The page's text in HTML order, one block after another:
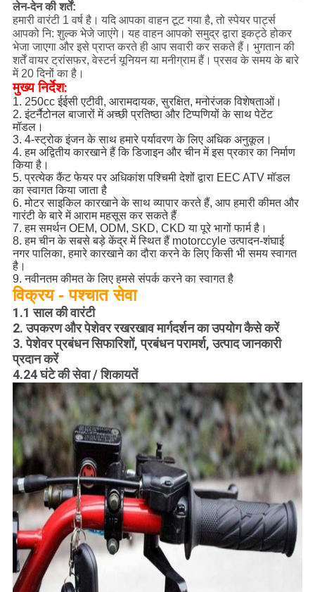
लेन-देन की शर्तें:
हमारी वारंटी 1 वर्ष है। यदि आपका वाहन टूट गया है, तो स्पेयर पार्ट्स
आपको नि: शुल्क भेजे जाएंगे। यह वाहन आपको समुद्र द्वारा इकट्ठे होकर
भेजा जाएगा और इसे प्राप्त करते ही आप सवारी कर सकते हैं। भुगतान की
शर्तें वायर ट्रांसफर, वेस्टर्न यूनियन या मनीग्राम हैं। प्रसव के समय के बारे
में 20 दिनों का है।
मुख्य निर्देश:
1. 250cc ईईसी एटीवी, आरामदायक, सुरक्षित, मनोरंजक विशेषताओं।
2. इंटर्नैटोनल बाजारों में अच्छी प्रतिष्ठा और टिप्पणियों के साथ पेटेंट
मॉडल।
3. 4-स्ट्रोक इंजन के साथ हमारे पर्यावरण के लिए अधिक अनुकूल।
4. हम अद्वितीय कारखाने हैं कि डिजाइन और चीन में इस प्रकार का निर्माण
किया है।
5. प्रत्येक कैंट फेयर पर अधिकांश पश्चिमी देशों द्वारा EEC ATV मॉडल
का स्वागत किया जाता है
6. मोटर साइकिल कारखाने के साथ व्यापार करते हैं, आप हमारी कीमत और
गारंटी के बारे में आराम महसूस कर सकते हैं
7. हम समर्थन OEM, ODM, SKD, CKD या पूरे भागों फार्म है।
8. हम चीन के सबसे बड़े केंद्र में स्थित हैं motorccyle उत्पादन-शंघाई
नगर पालिका, हमारे कारखाने का दौरा करने के लिए किसी भी समय स्वागत
है।
9. नवीनतम कीमत के लिए हमसे संपर्क करने का स्वागत है
विक्रय - पश्चात सेवा
1.1 साल की वारंटी
2. उपकरण और पेशेवर रखरखाव मार्गदर्शन का उपयोग कैसे करें
3. पेशेवर प्रबंधन सिफारिशों, प्रबंधन परामर्श, उत्पाद जानकारी
प्रदान करें
4.24 घंटे की सेवा / शिकायतें